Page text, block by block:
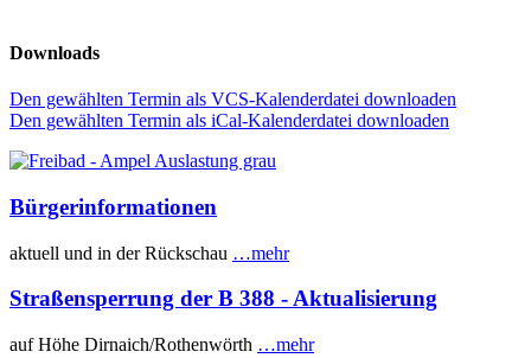
Downloads
Den gewählten Termin als VCS-Kalenderdatei downloaden
Den gewählten Termin als iCal-Kalenderdatei downloaden
Bürgerinformationen
aktuell und in der Rückschau …mehr
Straßensperrung der B 388 - Aktualisierung
auf Höhe Dirnaich/Rothenwörth …mehr